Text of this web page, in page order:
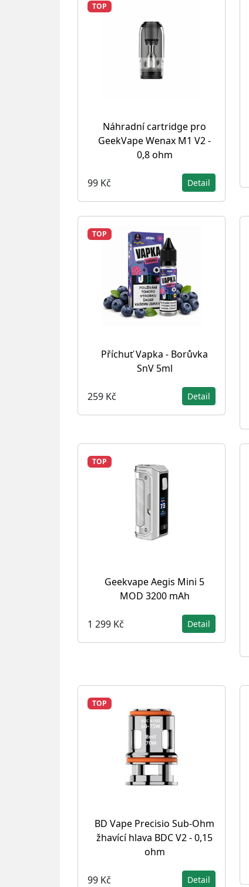
TOP
Náhradní cartridge pro
GeekVape Wenax M1 V2 -
0,8 ohm
99 Kč Detail
TOP
Příchuť Vapka - Borůvka
SnV 5ml
259 Kč Detail
TOP
Geekvape Aegis Mini 5
MOD 3200 mAh
1 299 Kč Detail
TOP
BD Vape Precisio Sub-Ohm
žhavící hlava BDC V2 - 0,15
ohm
99 Kč Detail